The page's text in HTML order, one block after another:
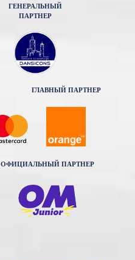
ГЕНЕРАЛЬНЫЙ
ПАРТНЕР
ГЛАВНЫЙ ПАРТНЕР
ОФИЦИАЛЬНЫЙ ПАРТНЕР